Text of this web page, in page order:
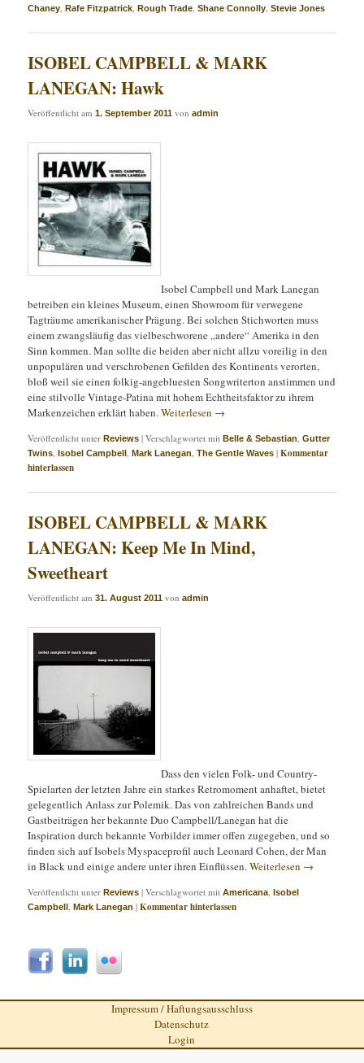
Chaney ,Rafe Fitzpatrick ,Rough Trade ,Shane Connolly ,Stevie Jones
ISOBEL CAMPBELL & MARK
LANEGAN: Hawk
Veröffentlicht am1. September 2011 vonadmin
Isobel Campbell und Mark Lanegan
betreiben ein kleines Museum, einen Showroom für verwegene
Tagträume amerikanischer Prägung. Bei solchen Stichworten muss
einem zwangsläufig das vielbeschworene „andere“ Amerika in den
Sinn kommen. Man sollte die beiden aber nicht allzu voreilig in den
unpopulären und verschrobenen Gefilden des Kontinents verorten,
bloß weil sie einen folkig-angebluesten Songwriterton anstimmen und
eine stilvolle Vintage-Patina mit hohem Echtheitsfaktor zu ihrem
Markenzeichen erklärt haben.Weiterlesen →
Veröffentlicht unter Reviews |Verschlagwortet mit Belle & Sebastian ,Gutter
Twins ,Isobel Campbell ,Mark Lanegan ,The Gentle Waves |Kommentar
hinterlassen
ISOBEL CAMPBELL & MARK
LANEGAN: Keep Me In Mind,
Sweetheart
Veröffentlicht am31. August 2011 vonadmin
Dass den vielen Folk- und Country-
Spielarten der letzten Jahre ein starkes Retromoment anhaftet, bietet
gelegentlich Anlass zur Polemik. Das von zahlreichen Bands und
Gastbeiträgen her bekannte Duo Campbell/Lanegan hat die
Inspiration durch bekannte Vorbilder immer offen zugegeben, und so
finden sich auf Isobels Myspaceprofil auch Leonard Cohen, der Man
in Black und einige andere unter ihren Einflüssen.Weiterlesen →
Veröffentlicht unter Reviews |Verschlagwortet mit Americana ,Isobel
Campbell ,Mark Lanegan |Kommentar hinterlassen
Impressum / Haftungsausschluss
Datenschutz
Login